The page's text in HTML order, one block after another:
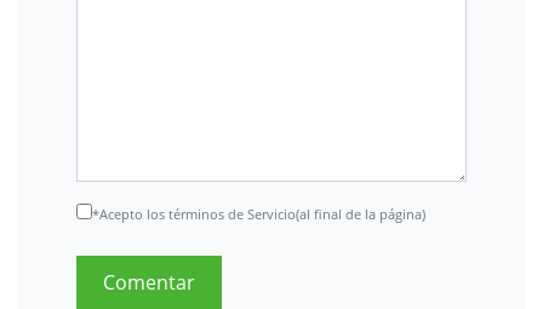
*Acepto los términos de Servicio(al final de la página)